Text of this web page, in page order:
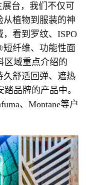
台，我们不仅可
从植物到服装的神
看到罗纹、ISPO
短纤维、功能性面
区域重点介绍的
久舒适回弹、遮热
品牌的产品中。
、Montane等户